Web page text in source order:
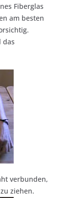
Fiberglas
am besten
das
verbunden,
ziehen.